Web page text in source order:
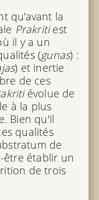
qu'avant la
Prakritiest
il y a un
(gunas) :
) et inertie
de ces
évolue de
à la plus
Bien qu'il
qualités
de
être établir un
de trois